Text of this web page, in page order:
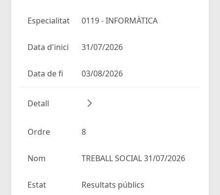
Especialitat 0119 - INFORMÀTICA
Data d'inici 31/07/2026
Data de fi 03/08/2026
Detall
Ordre 8
Nom TREBALL SOCIAL 31/07/2026
Estat Resultats públics